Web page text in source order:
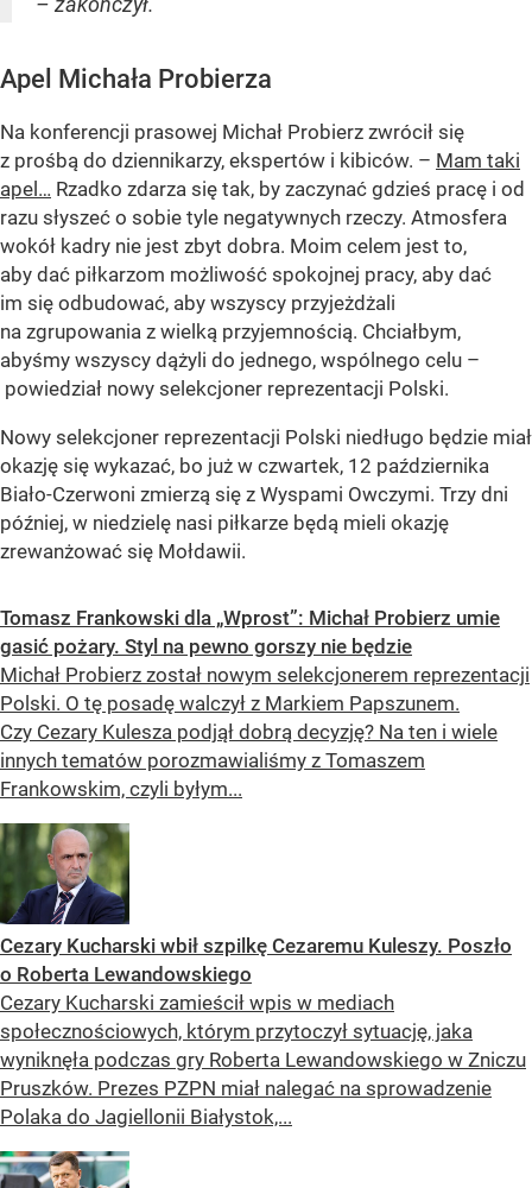
Apel Michała Probierza
Na konferencji prasowej Michał Probierz zwrócił się
z prośbą do dziennikarzy, ekspertów i kibiców. – Mam taki
apel… Rzadko zdarza się tak, by zaczynać gdzieś pracę i od
razu słyszeć o sobie tyle negatywnych rzeczy. Atmosfera
wokół kadry nie jest zbyt dobra. Moim celem jest to,
aby dać piłkarzom możliwość spokojnej pracy, aby dać
im się odbudować, aby wszyscy przyjeżdżali
na zgrupowania z wielką przyjemnością. Chciałbym,
abyśmy wszyscy dążyli do jednego, wspólnego celu –
powiedział nowy selekcjoner reprezentacji Polski.
Nowy selekcjoner reprezentacji Polski niedługo będzie miał
okazję się wykazać, bo już w czwartek, 12 października
Biało-Czerwoni zmierzą się z Wyspami Owczymi. Trzy dni
później, w niedzielę nasi piłkarze będą mieli okazję
zrewanżować się Mołdawii.
Tomasz Frankowski dla „Wprost”: Michał Probierz umie
gasić pożary. Styl na pewno gorszy nie będzie
Michał Probierz został nowym selekcjonerem reprezentacji
Polski. O tę posadę walczył z Markiem Papszunem.
Czy Cezary Kulesza podjął dobrą decyzję? Na ten i wiele
innych tematów porozmawialiśmy z Tomaszem
Frankowskim, czyli byłym...
Cezary Kucharski wbił szpilkę Cezaremu Kuleszy. Poszło
o Roberta Lewandowskiego
Cezary Kucharski zamieścił wpis w mediach
społecznościowych, którym przytoczył sytuację, jaka
wyniknęła podczas gry Roberta Lewandowskiego w Zniczu
Pruszków. Prezes PZPN miał nalegać na sprowadzenie
Polaka do Jagiellonii Białystok,...